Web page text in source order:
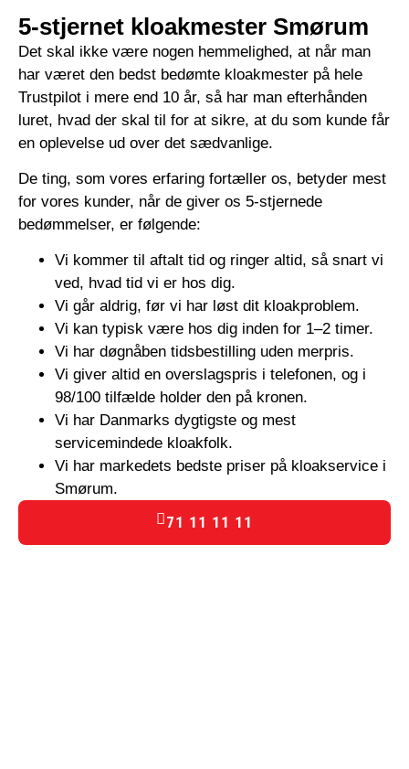
5-stjernet kloakmester Smørum
Det skal ikke være nogen hemmelighed, at når man
har været den bedst bedømte kloakmester på hele
Trustpilot i mere end 10 år, så har man efterhånden
luret, hvad der skal til for at sikre, at du som kunde får
en oplevelse ud over det sædvanlige.
De ting, som vores erfaring fortæller os, betyder mest
for vores kunder, når de giver os 5-stjernede
bedømmelser, er følgende:
Vi kommer til aftalt tid og ringer altid, så snart vi
ved, hvad tid vi er hos dig.
Vi går aldrig, før vi har løst dit kloakproblem.
Vi kan typisk være hos dig inden for 1–2 timer.
Vi har døgnåben tidsbestilling uden merpris.
Vi giver altid en overslagspris i telefonen, og i
98/100 tilfælde holder den på kronen.
Vi har Danmarks dygtigste og mest
servicemindede kloakfolk.
Vi har markedets bedste priser på kloakservice i
Smørum.
71 11 11 11